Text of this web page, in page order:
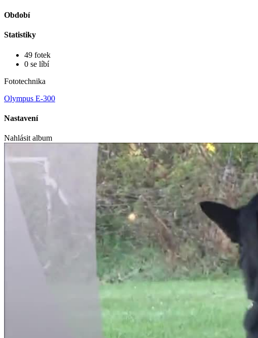
Období
Statistiky
49 fotek
0 se líbí
Fototechnika
Olympus E-300
Nastavení
Nahlásit album